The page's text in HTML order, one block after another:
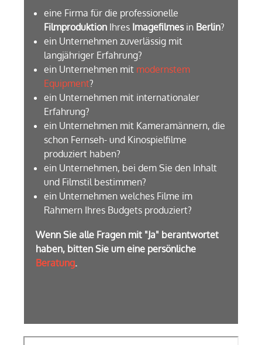
eine Firma für die professionelle
Filmproduktion Ihres Imagefilmesin Berlin?
ein Unternehmen zuverlässig mit
langjähriger Erfahrung?
ein Unternehmen mit modernstem
Equipment?
ein Unternehmen mit internationaler
Erfahrung?
ein Unternehmen mit Kameramännern, die
schon Fernseh- und Kinospielfilme
produziert haben?
ein Unternehmen, bei dem Sie den Inhalt
und Filmstil bestimmen?
ein Unternehmen welches Filme im
Rahmern Ihres Budgets produziert?
Wenn Sie alle Fragen mit "Ja" berantwortet
haben, bitten Sie um eine persönliche
Beratung.